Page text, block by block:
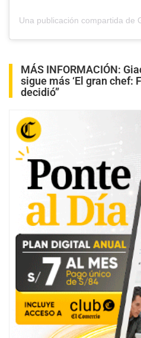
MÁS INFORMACIÓN:
sigue más ‘El gran chef:
decidió”